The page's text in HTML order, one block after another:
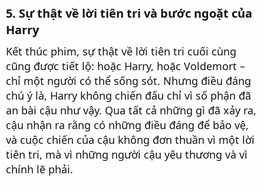
5. Sự thật về lời tiên tri và bước ngoặt của
Harry
Kết thúc phim, sự thật về lời tiên tri cuối cùng
cũng được tiết lộ: hoặc Harry, hoặc Voldemort –
chỉ một người có thể sống sót. Nhưng điều đáng
chú ý là, Harry không chiến đấu chỉ vì số phận đã
an bài cậu như vậy. Qua tất cả những gì đã xảy ra,
cậu nhận ra rằng có những điều đáng để bảo vệ,
và cuộc chiến của cậu không đơn thuần vì một lời
tiên tri, mà vì những người cậu yêu thương và vì
chính lẽ phải.